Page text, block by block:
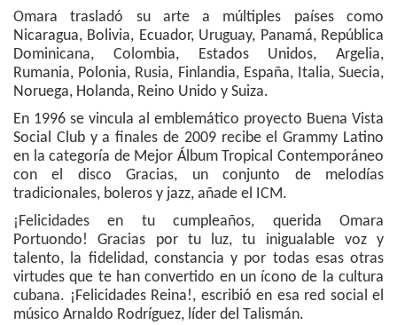
Omara trasladó su arte a múltiples países como
Nicaragua, Bolivia, Ecuador, Uruguay, Panamá, República
Dominicana, Colombia, Estados Unidos, Argelia,
Rumania, Polonia, Rusia, Finlandia, España, Italia, Suecia,
Noruega, Holanda, Reino Unido y Suiza.
En 1996 se vincula al emblemático proyecto Buena Vista
Social Club y a finales de 2009 recibe el Grammy Latino
en la categoría de Mejor Álbum Tropical Contemporáneo
con el disco Gracias, un conjunto de melodías
tradicionales, boleros y jazz, añade el ICM.
¡Felicidades en tu cumpleaños, querida Omara
Portuondo! Gracias por tu luz, tu inigualable voz y
talento, la fidelidad, constancia y por todas esas otras
virtudes que te han convertido en un ícono de la cultura
cubana. ¡Felicidades Reina!, escribió en esa red social el
músico Arnaldo Rodríguez, líder del Talismán.